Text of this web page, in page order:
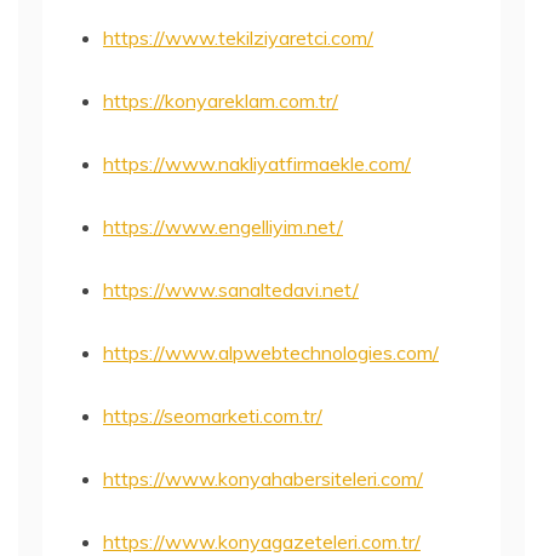
https://www.tekilziyaretci.com/
https://konyareklam.com.tr/
https://www.nakliyatfirmaekle.com/
https://www.engelliyim.net/
https://www.sanaltedavi.net/
https://www.alpwebtechnologies.com/
https://seomarketi.com.tr/
https://www.konyahabersiteleri.com/
https://www.konyagazeteleri.com.tr/